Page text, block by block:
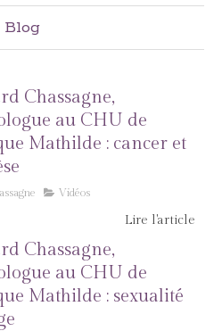
Blog
Chassagne,
au CHU de
Mathilde : cancer et
Vidéos
Lire l'article
Chassagne,
au CHU de
Mathilde : sexualité